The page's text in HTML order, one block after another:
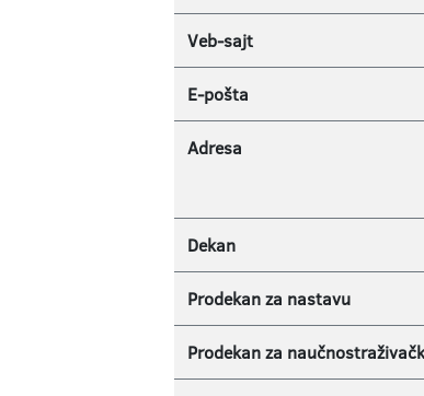
Veb-sajt
E-pošta
Adresa
Dekan
Prodekan za nastavu
Prodekan za